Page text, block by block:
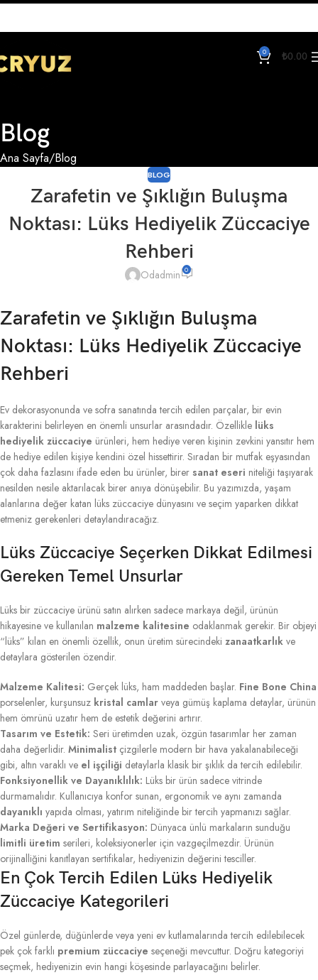
0 ₺0.00
Blog
Ana Sayfa Blog
BLOG
Zarafetin ve Şıklığın Buluşma
Noktası: Lüks Hediyelik Züccaciye
Rehberi
Odadmin 0
Zarafetin ve Şıklığın Buluşma
Noktası: Lüks Hediyelik Züccaciye
Rehberi
Ev dekorasyonunda ve sofra sanatında tercih edilen parçalar, bir evin
karakterini belirleyen en önemli unsurlar arasındadır. Özellikle lüks
hediyelik züccaciye ürünleri, hem hediye veren kişinin zevkini yansıtır hem
de hediye edilen kişiye kendini özel hissettirir. Sıradan bir mutfak eşyasından
çok daha fazlasını ifade eden bu ürünler, birer sanat eseri niteliği taşıyarak
nesilden nesile aktarılacak birer anıya dönüşebilir. Bu yazımızda, yaşam
alanlarına değer katan lüks züccaciye dünyasını ve seçim yaparken dikkat
etmeniz gerekenleri detaylandıracağız.
Lüks Züccaciye Seçerken Dikkat Edilmesi
Gereken Temel Unsurlar
Lüks bir züccaciye ürünü satın alırken sadece markaya değil, ürünün
hikayesine ve kullanılan malzeme kalitesine odaklanmak gerekir. Bir objeyi
“lüks” kılan en önemli özellik, onun üretim sürecindeki zanaatkarlık ve
detaylara gösterilen özendir.
Malzeme Kalitesi: Gerçek lüks, ham maddeden başlar. Fine Bone China
porselenler, kurşunsuz kristal camlar veya gümüş kaplama detaylar, ürünün
hem ömrünü uzatır hem de estetik değerini artırır.
Tasarım ve Estetik: Seri üretimden uzak, özgün tasarımlar her zaman
daha değerlidir. Minimalist çizgilerle modern bir hava yakalanabileceği
gibi, altın varaklı ve el işçiliği detaylarla klasik bir şıklık da tercih edilebilir.
Fonksiyonellik ve Dayanıklılık: Lüks bir ürün sadece vitrinde
durmamalıdır. Kullanıcıya konfor sunan, ergonomik ve aynı zamanda
dayanıklı yapıda olması, yatırım niteliğinde bir tercih yapmanızı sağlar.
Marka Değeri ve Sertifikasyon: Dünyaca ünlü markaların sunduğu
limitli üretim serileri, koleksiyonerler için vazgeçilmezdir. Ürünün
orijinalliğini kanıtlayan sertifikalar, hediyenizin değerini tesciller.
En Çok Tercih Edilen Lüks Hediyelik
Züccaciye Kategorileri
Özel günlerde, düğünlerde veya yeni ev kutlamalarında tercih edilebilecek
pek çok farklı premium züccaciye seçeneği mevcuttur. Doğru kategoriyi
seçmek, hediyenizin evin hangi köşesinde parlayacağını belirler.